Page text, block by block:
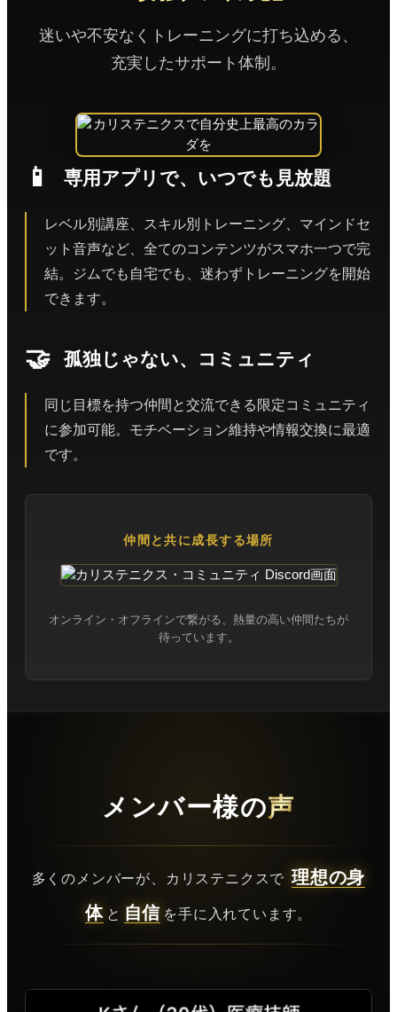
迷いや不安なくトレーニングに打ち込める、
充実したサポート体制。
📱 専用アプリで、いつでも見放題
レベル別講座、スキル別トレーニング、マインドセ
ット音声など、全てのコンテンツがスマホ一つで完
結。ジムでも自宅でも、迷わずトレーニングを開始
できます。
🤝 孤独じゃない、コミュニティ
同じ目標を持つ仲間と交流できる限定コミュニティ
に参加可能。モチベーション維持や情報交換に最適
です。
仲間と共に成長する場所
オンライン・オフラインで繋がる、熱量の高い仲間たちが
待っています。
メンバー様の声
多くのメンバーが、カリステニクスで 理想の身
体 と 自信 を手に入れています。